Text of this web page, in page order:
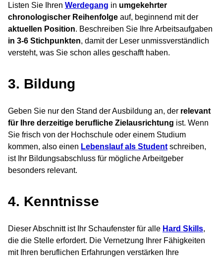
Listen Sie Ihren Werdegang in umgekehrter
chronologischer Reihenfolge auf, beginnend mit der
aktuellen Position. Beschreiben Sie Ihre Arbeitsaufgaben
in 3-6 Stichpunkten, damit der Leser unmissverständlich
versteht, was Sie schon alles geschafft haben.
3. Bildung
Geben Sie nur den Stand der Ausbildung an, der relevant
für Ihre derzeitige berufliche Zielausrichtung ist. Wenn
Sie frisch von der Hochschule oder einem Studium
kommen, also einen Lebenslauf als Student schreiben,
ist Ihr Bildungsabschluss für mögliche Arbeitgeber
besonders relevant.
4. Kenntnisse
Dieser Abschnitt ist Ihr Schaufenster für alle Hard Skills,
die die Stelle erfordert. Die Vernetzung Ihrer Fähigkeiten
mit Ihren beruflichen Erfahrungen verstärken Ihre